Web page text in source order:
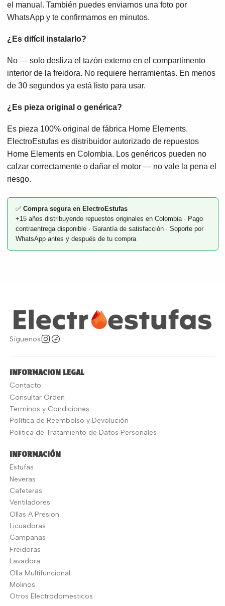
el manual. También puedes enviarnos una foto por
WhatsApp y te confirmamos en minutos.
¿Es difícil instalarlo?
No — solo desliza el tazón externo en el compartimento
interior de la freidora. No requiere herramientas. En menos
de 30 segundos ya está listo para usar.
¿Es pieza original o genérica?
Es pieza 100% original de fábrica Home Elements.
ElectroEstufas es distribuidor autorizado de repuestos
Home Elements en Colombia. Los genéricos pueden no
calzar correctamente o dañar el motor — no vale la pena el
riesgo.
✅ Compra segura en ElectroEstufas
+15 años distribuyendo repuestos originales en Colombia · Pago
contraentrega disponible · Garantía de satisfacción · Soporte por
WhatsApp antes y después de tu compra
Síguenos
INFORMACION LEGAL
Contacto
Consultar Orden
Terminos y Condiciones
Política de Reembolso y Devolución
Politica de Tratamiento de Datos Personales
INFORMACIÓN
Estufas
Neveras
Cafeteras
Ventiladores
Ollas A Presion
Licuadoras
Campanas
Freidoras
Lavadora
Olla Multifuncional
Molinos
Otros Electrodomesticos